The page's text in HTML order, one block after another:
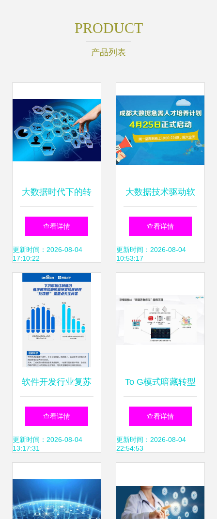
PRODUCT
产品列表
大数据时代下的转
型引擎 聚合数据以
科技实力助力企业
数字化转型
查看详情
更新时间：2026-08-04
17:10:22
大数据技术驱动软
件开发新范式 从代
码实现到数据智能
查看详情
更新时间：2026-08-04
10:53:17
软件开发行业复苏
态势强劲 六大线下
行业复苏搜索大数
查看详情
更新时间：2026-08-04
13:17:31
To G模式暗藏转型
挑战 手握380万中
老年用户的新三板
之路
查看详情
更新时间：2026-08-04
22:54:53